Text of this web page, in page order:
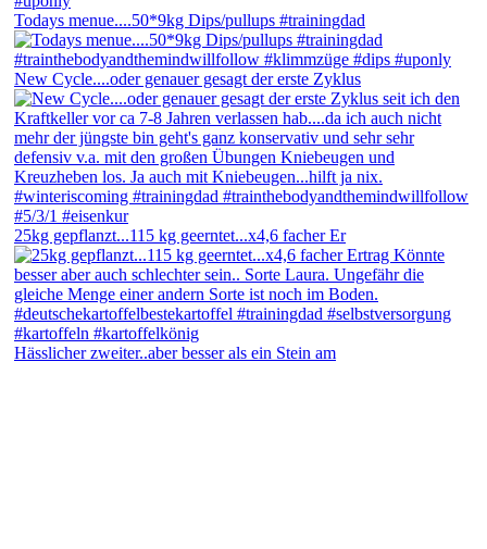
Todays menue....50*9kg Dips/pullups #trainingdad
New Cycle....oder genauer gesagt der erste Zyklus
25kg gepflanzt...115 kg geerntet...x4,6 facher Er
Hässlicher zweiter..aber besser als ein Stein am